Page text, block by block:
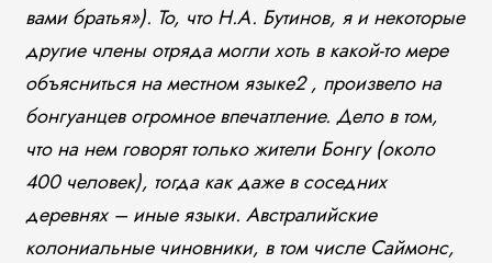
вами братья»). То, что Н.А. Бутинов, я и некоторые
другие члены отряда могли хоть в какой-то мере
объясниться на местном языке2 , произвело на
бонгуанцев огромное впечатление. Дело в том,
что на нем говорят только жители Бонгу (около
400 человек), тогда как даже в соседних
деревнях – иные языки. Австралийские
колониальные чиновники, в том числе Саймонс,